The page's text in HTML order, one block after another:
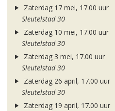
Zaterdag 17 mei, 17.00 uur
Sleutelstad 30
Zaterdag 10 mei, 17.00 uur
Sleutelstad 30
Zaterdag 3 mei, 17.00 uur
Sleutelstad 30
Zaterdag 26 april, 17.00 uur
Sleutelstad 30
Zaterdag 19 april, 17.00 uur